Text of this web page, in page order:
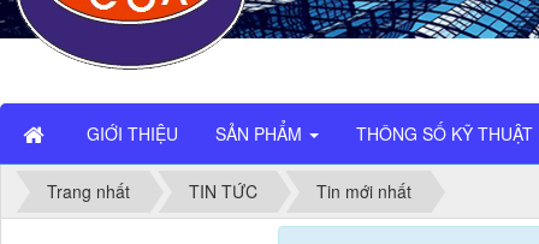
GIỚI THIỆU SẢN PHẨM THÔNG SỐ KỸ THUẬT
Trang nhất TIN TỨC Tin mới nhất